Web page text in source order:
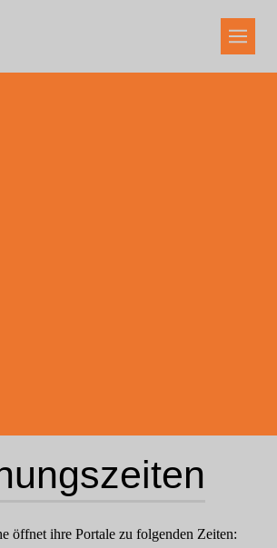
öffnet ihre Portale zu folgenden Zeiten: